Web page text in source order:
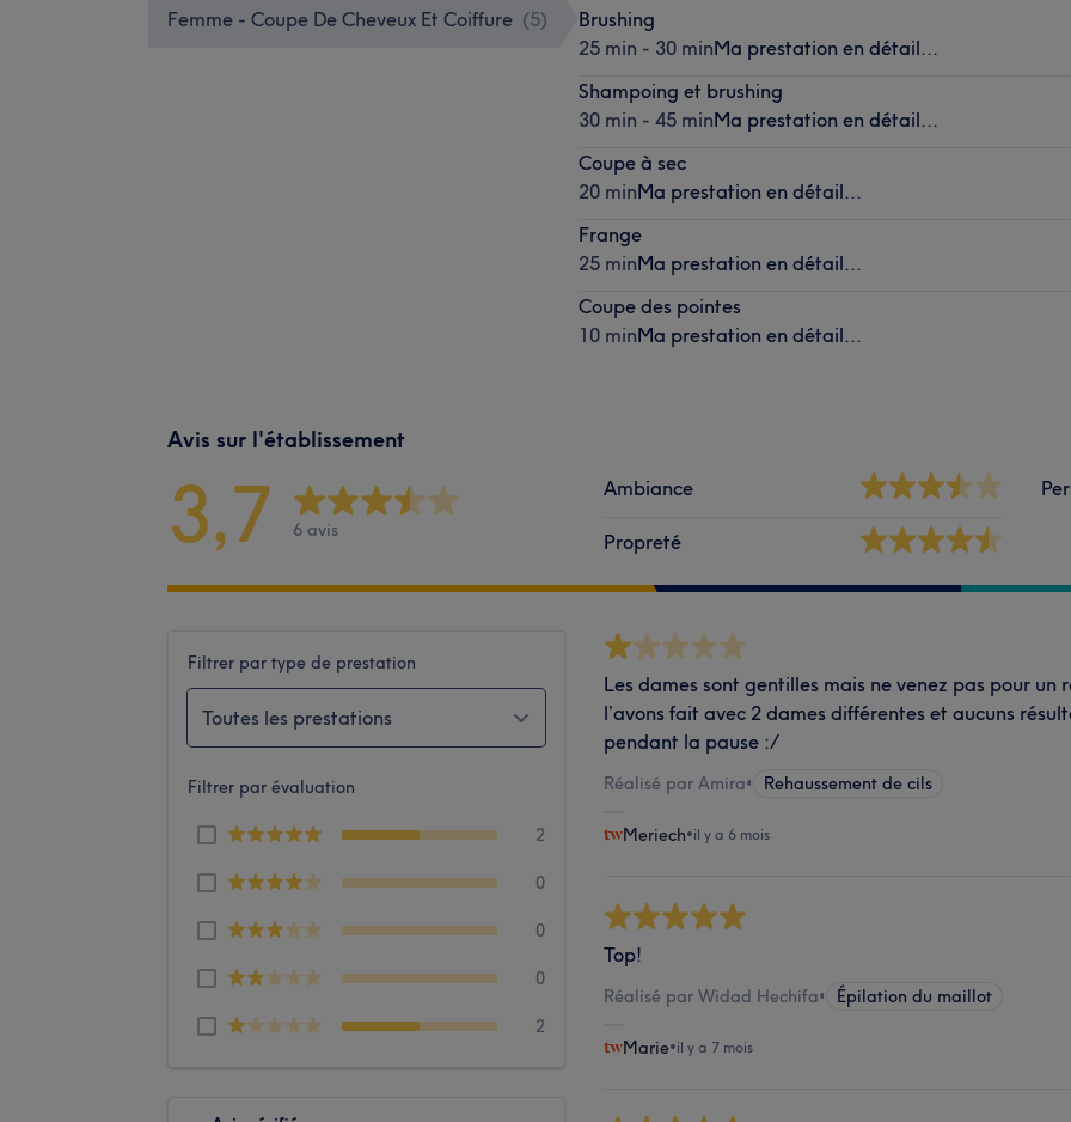
Femme - Coupe De Cheveux Et Coiffure (5)
Brushing
25 min - 30 minMa prestation en détail...
Shampoing et brushing
30 min - 45 minMa prestation en détail...
Coupe à sec
20 minMa prestation en détail...
Frange
25 minMa prestation en détail...
Coupe des pointes
10 minMa prestation en détail...
Avis sur l'établissement
3,7 6 avis
Ambiance
Propreté
Filtrer par type de prestation
Toutes les prestations
Filtrer par évaluation
2
0
0
0
2
Les dames sont gentilles mais ne venez pas pour un
l’avons fait avec 2 dames différentes et aucuns
pendant la pause :/
Réalisé par Amira• Rehaussement de cils
Meriech•il y a 6 mois
Top!
Réalisé par Widad Hechifa• Épilation du maillot
Marie•il y a 7 mois